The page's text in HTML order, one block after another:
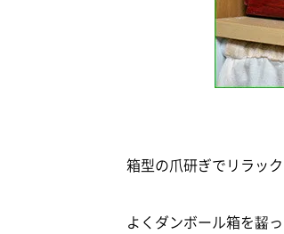
箱型の爪研ぎでリラッ
よくダンボール箱を齧